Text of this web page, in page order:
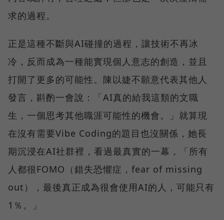
求的過程。
正是這種不斷與AI碰撞的過程，讓技術不再冰
冷，反而成為一種能實現個人意志的創造，並且
打開了更多的可能性。陳以婕不願意代表其他人
發言，斟酌一會說：「AI真的給我這類的文職
生，一個思考其他職涯可能性的機會。」就算現
在沒有需要Vibe Coding的題目也沒關係，她長
期沉浸在AI社群裡，看過最真實的一幕，「所有
人都很FOMO（錯失恐懼症，fear of missing
out），最後真正成為很會使用AI的人，可能只有
1％。」